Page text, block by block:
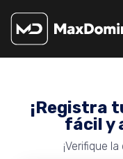
¡Registra
fácil y
¡Verifique